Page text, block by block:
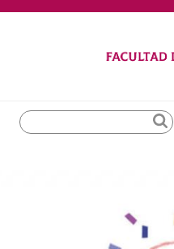
Search